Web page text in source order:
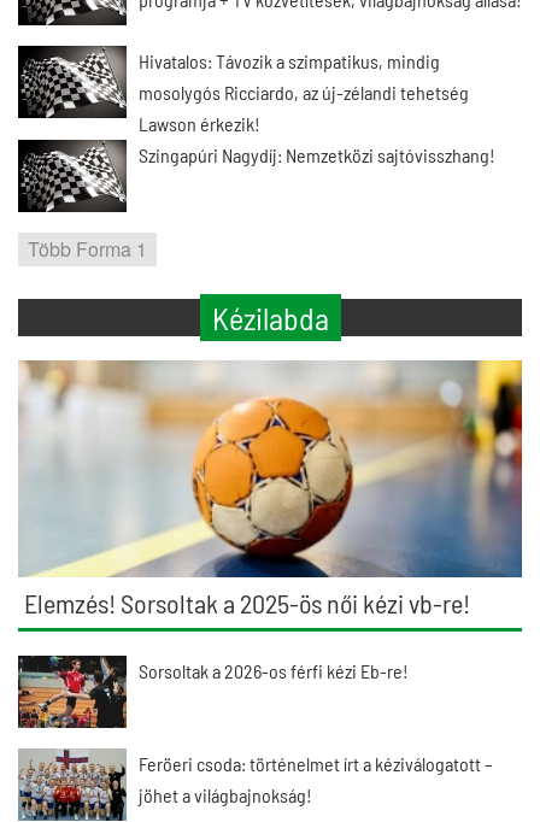
Hivatalos: Távozik a szimpatikus, mindig
mosolygós Ricciardo, az új-zélandi tehetség
Lawson érkezik!
Szingapúri Nagydíj: Nemzetközi sajtóvisszhang!
Több Forma 1
Kézilabda
Elemzés! Sorsoltak a 2025-ös női kézi vb-re!
Sorsoltak a 2026-os férfi kézi Eb-re!
Feröeri csoda: történelmet írt a kéziválogatott –
jöhet a világbajnokság!